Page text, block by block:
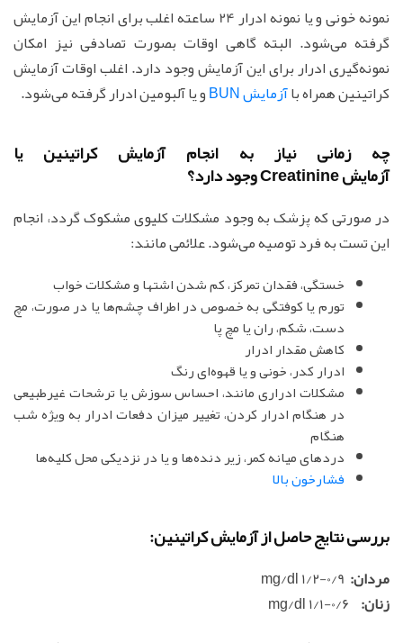
نمونه خونی و یا نمونه ادرار 24 ساعته اغلب برای انجام این آزمایش
گرفته می‌شود. البته گاهی اوقات بصورت تصادفی نیز امکان
نمونه‌گیری ادرار برای این آزمایش وجود دارد. اغلب اوقات آزمایش
کراتینین همراه باآزمایش BUN و یا آلبومین ادرار گرفته می‌شود.
چه زمانی نیاز به انجام آزمایش کراتینین یا
آزمایش Creatinine وجود دارد؟
در صورتی که پزشک به وجود مشکلات کلیوی مشکوک گردد، انجام
این تست به فرد توصیه می‌شود. علائمی مانند:
خستگی، فقدان تمرکز، کم شدن اشتها و مشکلات خواب
تورم یا کوفتگی به خصوص در اطراف چشم‌ها یا در صورت، مچ
دست، شکم، ران یا مچ پا
کاهش مقدار ادرار
ادرار کدر، خونی و یا قهوه‌ای رنگ
مشکلات ادراری مانند، احساس سوزش یا ترشحات غیرطبیعی
در هنگام ادرار کردن، تغییر میزان دفعات ادرار به ویژه شب
هنگام
دردهای میانه کمر، زیر دنده‌ها و یا در نزدیکی محل کلیه‌ها
فشارخون بالا
بررسی نتایج حاصل از آزمایش کراتینین:
مردان:
زنان: